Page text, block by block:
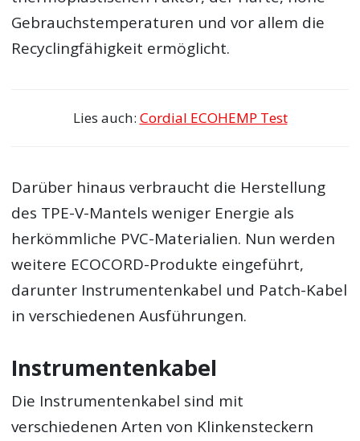
Gebrauchstemperaturen und vor allem die
Recyclingfähigkeit ermöglicht.
Lies auch: Cordial ECOHEMP Test
Darüber hinaus verbraucht die Herstellung
des TPE-V-Mantels weniger Energie als
herkömmliche PVC-Materialien. Nun werden
weitere ECOCORD-Produkte eingeführt,
darunter Instrumentenkabel und Patch-Kabel
in verschiedenen Ausführungen.
Instrumentenkabel
Die Instrumentenkabel sind mit
verschiedenen Arten von Klinkensteckern